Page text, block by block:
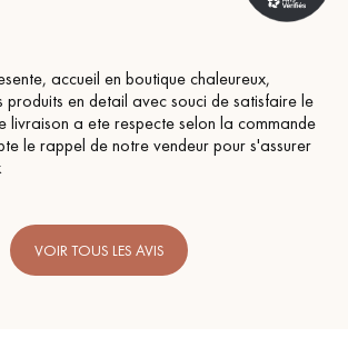
accueil en boutique chaleureux,
produits en detail avec souci de satisfaire le
livraison a ete respecte selon la commande
le rappel de notre vendeur pour s'assurer
VOIR TOUS LES AVIS